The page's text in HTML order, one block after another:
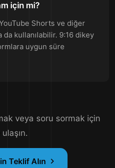
için mi?
Shorts ve diğer
da kullanılabilir. 9:16 dikey
uygun süre
veya soru sormak için
Teklif Alın